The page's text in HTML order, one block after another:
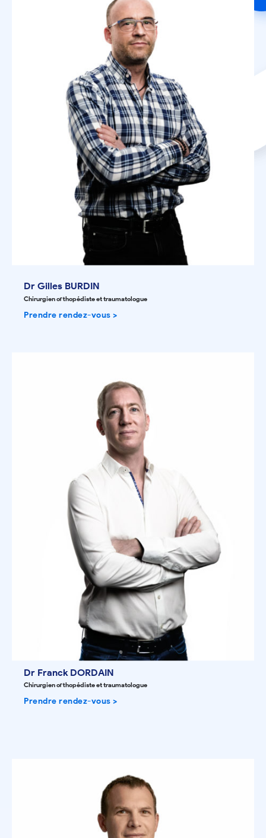
Dr Gilles BURDIN
Chirurgien orthopédiste et traumatologue
Prendre rendez-vous >
Dr Franck DORDAIN
Chirurgien orthopédiste et traumatologue
Prendre rendez-vous >